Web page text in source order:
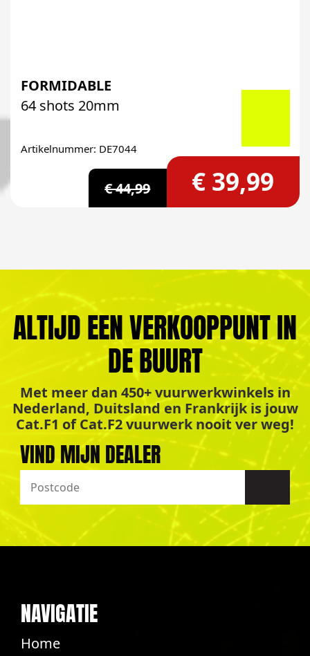
FORMIDABLE
64 shots 20mm
Artikelnummer: DE7044
€ 44,99 € 39,99
ALTIJD EEN VERKOOPPUNT IN
DE BUURT
Met meer dan 450+ vuurwerkwinkels in
Nederland, Duitsland en Frankrijk is jouw
Cat.F1 of Cat.F2 vuurwerk nooit ver weg!
VIND MIJN DEALER
NAVIGATIE
Home